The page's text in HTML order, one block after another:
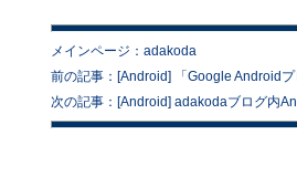
メインページ：adakoda
前の記事：[Android] 「Google Android
次の記事：[Android] adakodaブログ内